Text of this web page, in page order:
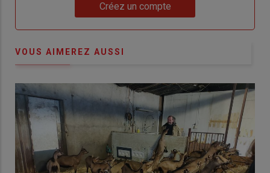
Créez un compte
VOUS AIMEREZ AUSSI